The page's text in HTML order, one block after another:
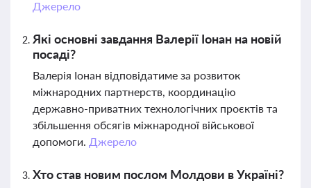
Джерело
Які основні завдання Валерії Іонан на новій
посаді?
Валерія Іонан відповідатиме за розвиток
міжнародних партнерств, координацію
державно-приватних технологічних проєктів та
збільшення обсягів міжнародної військової
допомоги. Джерело
Хто став новим послом Молдови в Україні?